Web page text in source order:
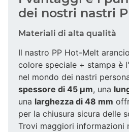
dei nostri nastri
Materiali di alta qualità
Il nastro PP Hot-Melt
colore speciale + stampa è
nel mondo dei nastri
spessore di 45 µm, una
una larghezza di 48 mm
per la chiusura sicura delle
Trovi maggiori informazioni